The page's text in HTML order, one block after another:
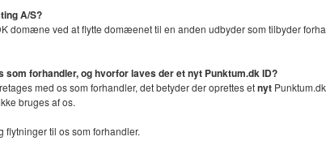
A/S?
domæne ved at flytte domæenet til en anden udbyder som tilbyder
forhandler, og hvorfor laves der et nyt Punktum.dk ID?
med os som forhandler, det betyder der oprettes etnyt
bruges af os.
flytninger til os som forhandler.